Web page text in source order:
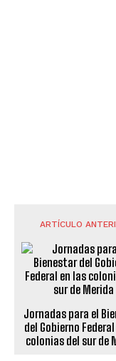
ARTÍCULO
Jornadas para el
del Gobierno
colonias del sur de